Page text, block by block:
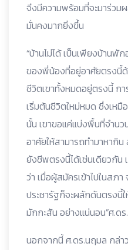
จึงมีความพร้อมที่จะมาร่วม
มั่นคงมากยิ่งขึ้น
“บ้านไม่ได้ เป็นเพียงบ้านพั
ของพี่น้องที่อยู่อาศัยตรงนี้
ชีวิตเขาทั้งหมดอยู่ตรงนี้ กา
เริ่มต้นชีวิตใหม่หมด ซึ่งเห
นั้น เขาขอแค่แบ่งพื้นที่จำน
อาศัยให้สามารถทำมาหากิ
ยังชีพตรงนี้ได้เช่นเดียวกั
ว่า เมื่อผู้สมัครเข้าไปในส
ประชารัฐก็จะผลักดันตรงนี้
มักกะสัน อย่างแน่นอน”ศ.ด
นอกจากนี้ ศ.ดร.นฤมล กล่า